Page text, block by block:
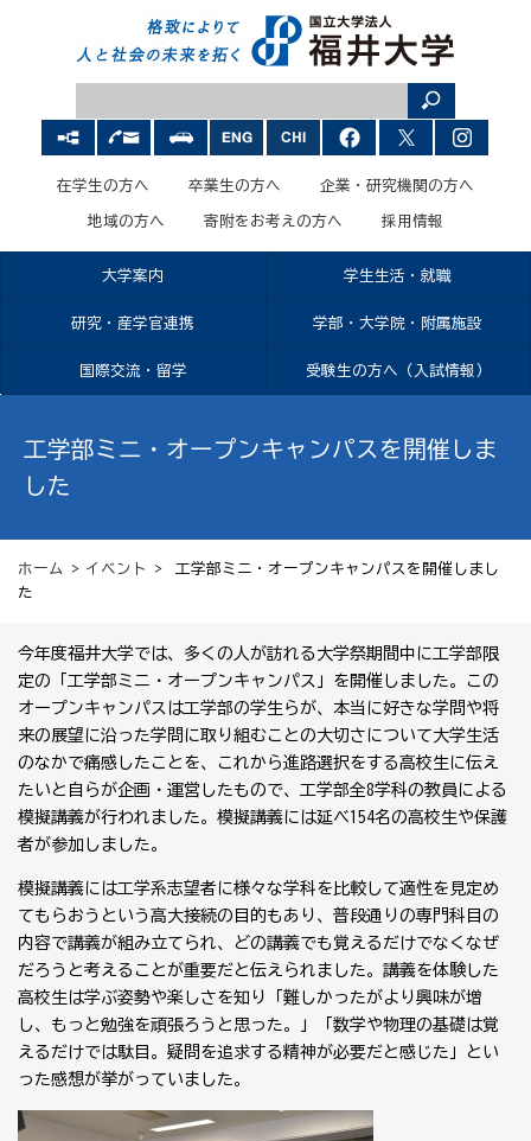
在学生の方へ 卒業生の方へ 企業・研究機関の方へ
地域の方へ 寄附をお考えの方へ 採用情報
大学案内 学生生活・就職
研究・産学官連携 学部・大学院・附属施設
国際交流・留学 受験生の方へ（入試情報）
工学部ミニ・オープンキャンパスを開催しま
した
ホーム > イベント
> 工学部ミニ・オープンキャンパスを開催しまし
た
今年度福井大学では、多くの人が訪れる大学祭期間中に工学部限
定の「工学部ミニ・オープンキャンパス」を開催しました。この
オープンキャンパスは工学部の学生らが、本当に好きな学問や将
来の展望に沿った学問に取り組むことの大切さについて大学生活
のなかで痛感したことを、これから進路選択をする高校生に伝え
たいと自らが企画・運営したもので、工学部全8学科の教員による
模擬講義が行われました。模擬講義には延べ154名の高校生や保護
者が参加しました。
模擬講義には工学系志望者に様々な学科を比較して適性を見定め
てもらおうという高大接続の目的もあり、普段通りの専門科目の
内容で講義が組み立てられ、どの講義でも覚えるだけでなくなぜ
だろうと考えることが重要だと伝えられました。講義を体験した
高校生は学ぶ姿勢や楽しさを知り「難しかったがより興味が増
し、もっと勉強を頑張ろうと思った。」「数学や物理の基礎は覚
えるだけでは駄目。疑問を追求する精神が必要だと感じた」とい
った感想が挙がっていました。